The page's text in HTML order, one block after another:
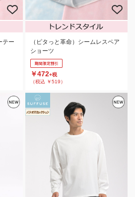
テー
（ピタっと革命）シームレスペア
ショーツ
￥472+税
（税込 ￥519）